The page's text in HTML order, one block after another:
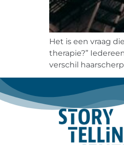
Het is een vraag
therapie?”
verschil